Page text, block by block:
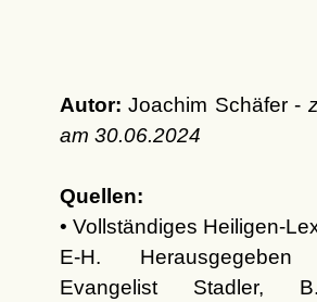
Autor: Joachim Schäfer -
am 30.06.2024
Quellen:
• Vollständiges Heiligen-
E-H.
Evangelist Stadler,